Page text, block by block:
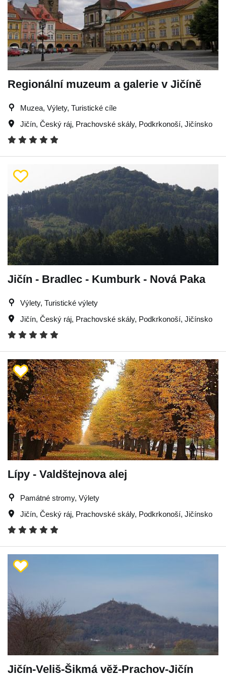
Regionální muzeum a galerie v Jičíně
Muzea, Výlety, Turistické cíle
Jičín, Český ráj, Prachovské skály, Podkrkonoší, Jičínsko
Jičín - Bradlec - Kumburk - Nová Paka
Výlety, Turistické výlety
Jičín, Český ráj, Prachovské skály, Podkrkonoší, Jičínsko
Lípy - Valdštejnova alej
Památné stromy, Výlety
Jičín, Český ráj, Prachovské skály, Podkrkonoší, Jičínsko
Jičín-Veliš-Šikmá věž-Prachov-Jičín